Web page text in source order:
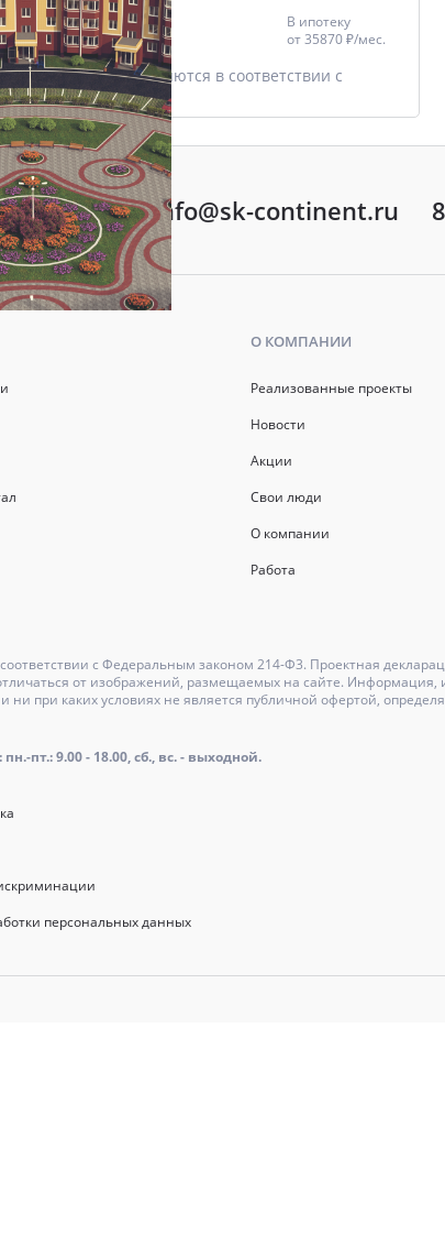
Цена со скидкой *
8 402 505 ₽
9 885 300 ₽
В ипотеку
от35870 ₽/мес.
* Скидки предоставляются в соответствии с
разделомАкции
info@sk-continent.ru
О КОМПАНИИ
Реализованные проекты
Новости
Акции
Свои люди
О компании
Работа
с Федеральным законом 214-Ф3. Проектная
от изображений, размещаемых на сайте.
при каких условиях не является публичной офертой,
пт.: 9.00 - 18.00, сб., вс. - выходной.
персональных данных